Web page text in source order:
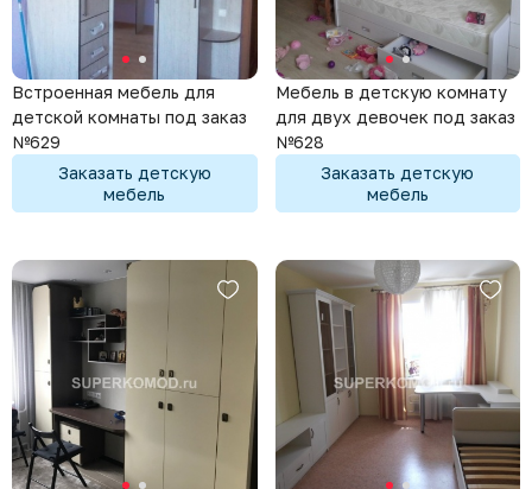
Встроенная мебель для
детской комнаты под заказ
№629
Заказать детскую
мебель
Мебель в детскую комнату
для двух девочек под заказ
№628
Заказать детскую
мебель